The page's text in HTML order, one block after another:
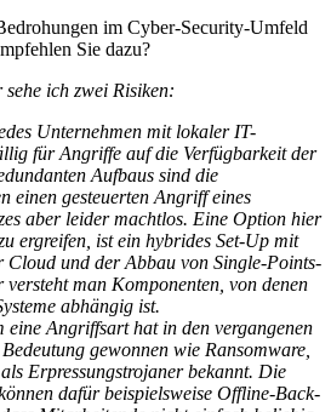
im Cyber-Security-Umfeld
Sie dazu?
sehe ich zwei Risiken:
Unternehmen mit lokaler IT-
für Angriffe auf die Verfügbarkeit der
Aufbaus sind die
einen gesteuerten Angriff eines
aber leider machtlos. Eine Option hier
ergreifen, ist ein hybrides Set-Up mit
Cloud und der Abbau von Single-Points-
man Komponenten, von denen
abhängig ist.
eine Angriffsart hat in den vergangenen
gewonnen wie Ransomware,
Erpressungstrojaner bekannt. Die
dafür beispielsweise Offline-Back-